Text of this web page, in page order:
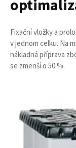
Fixační vložky a
v jednom celku. Na
nákladná příprava
se zmenší o 50 %.